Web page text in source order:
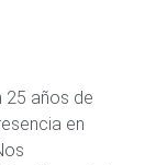
25 años de
en